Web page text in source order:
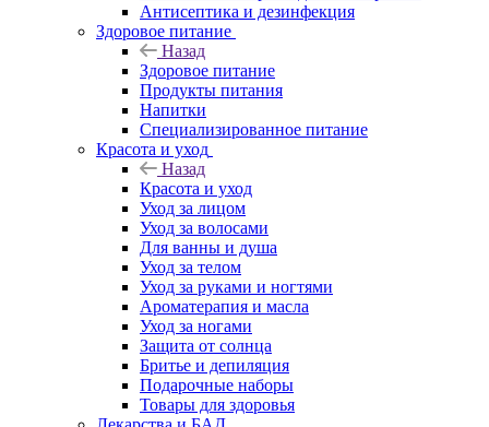
Антисептика и дезинфекция
Здоровое питание
Назад
Здоровое питание
Продукты питания
Напитки
Специализированное питание
Красота и уход
Назад
Красота и уход
Уход за лицом
Уход за волосами
Для ванны и душа
Уход за телом
Уход за руками и ногтями
Ароматерапия и масла
Уход за ногами
Защита от солнца
Бритье и депиляция
Подарочные наборы
Товары для здоровья